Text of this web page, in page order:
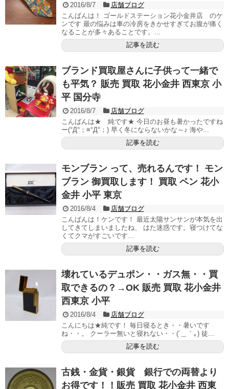
2016/8/7
店舗ブログ
こんばんは！ ゴールドステーション花小金井店 のケ
ンです 最の悩みは車の冷房をきかせすぎてお腹が痛く
なることが多々あることです。...
記事を読む
ブランド買取屋さんに子供って一緒で
も平気？ 販売 買取 花小金井 西東京 小
平 国分寺
2016/8/7
店舗ブログ
こんばんは★ 純です★ 今日のお昼も暑かったですね
ー(°Д°；≡°Д°；) 早く冬にならないかな～♪ 海や...
記事を読む
モンブラン って、売れるんです！ モン
ブラン 御買取します！ 買取 ペン 花小
金井 小平 東京
2016/8/4
店舗ブログ
こんばんは！ケンです！ 最近太陽サンサンが本気を出
してきてしまいましたね、 はた迷惑です。寝つけてな
くてクマがすごいです...
記事を読む
壊れているデュポン・・ガス無・・買
取できるの？→OK 販売 買取 花小金井
西東京 小平
2016/8/4
店舗ブログ
こんにちは★純です！ 毎日寝るとき・・暑いです
ね・・。 クーラー無いと寝れない・・(´＿｀｡) 徒...
記事を読む
古銭・金貨・銀貨 銀行での両替より
お得です！！販売 買取 花小金井 西東